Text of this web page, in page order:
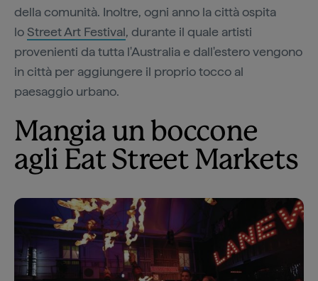
della comunità. Inoltre, ogni anno la città ospita
loStreet Art Festival, durante il quale artisti
provenienti da tutta l'Australia e dall'estero vengono
in città per aggiungere il proprio tocco al
paesaggio urbano.
Mangia un boccone
agli Eat Street Markets